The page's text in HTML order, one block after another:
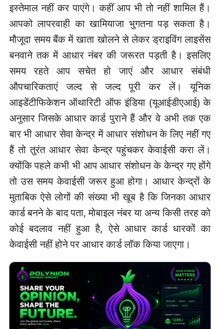
इस्‍तेमाल नहीं कर पाएंगे। कहीं आप भी तो नहीं शामिल हैं।
आपको लापरवाही का खामियाजा भुगतना पड़ सकता है।
मौजूदा समय बैंक में खाता खोलने से लेकर ड्राइविंग लाइसेंस
बनवाने तक में आधार नंबर की जरूरत पड़ती है। इसलिए
समय रहते आप सचेत हो जाएं और आधार संबंधी
औपचारिकताएं जल्‍द से जल्‍द पूरी कर लें। यूनिक
आइडेंटीफिकेशन ऑथारिटी ऑफ इंडिया (यूआईडीएआई) के
अनुसार जिसके आधार कार्ड पुराने हैं और वे अभी तक एक
बार भी आधार सेवा केन्‍द्र में आधार संशोधन के लिए नहीं गए
हैं तो तुरंत आधार सेवा केन्‍द्र पहुंचकर केवाईसी करा लें।
क्‍योंकि पहले कभी भी आप आधार संशोधन के केन्‍द्र गए होंगे
तो उस समय केवाईसी जरूर हुआ होगा। आधार केन्‍द्रों के
मुताबिक ऐसे लोगों की संख्‍या भी खूब है कि जिनका आधार
कार्ड बनने के बाद पता, मोबाइल नंबर या अन्‍य किसी तरह को
कोई बदलाव नहीं हुआ है, ऐसे आधार कार्ड धारकों का
केवाईसी नहीं होने पर आधार कार्ड लॉक किया जाएगा।